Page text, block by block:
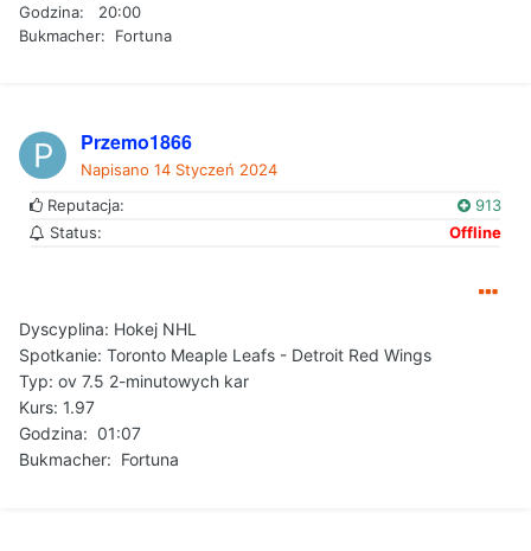
Godzina: 20:00
Bukmacher: Fortuna
Przemo1866
Napisano 14 Styczeń 2024
Reputacja:
913
Status:
Offline
Dyscyplina: Hokej NHL
Spotkanie: Toronto Meaple Leafs - Detroit Red Wings
Typ: ov 7.5 2-minutowych kar
Kurs: 1.97
Godzina: 01:07
Bukmacher: Fortuna